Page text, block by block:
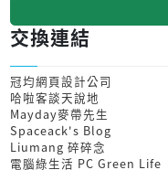
交換連結
冠均網頁設計公司
哈啦客談天說地
Mayday麥帶先生
Spaceack's Blog
Liumang 碎碎念
電腦綠生活 PC Green Life